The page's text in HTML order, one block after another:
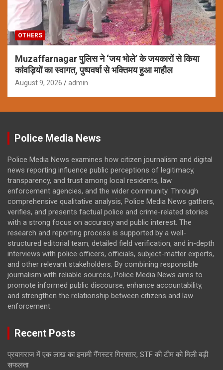
OTHERS
Muzaffarnagar पुलिस ने ‘जय भोले’ के जयकारों से किया
कांवड़ियों का स्वागत, पुष्पवर्षा से भक्तिमय हुआ माहौल
August 9, 2026 admin
Police Media News
Police Media News examines how citizen journalism and digital
news reporting influence public perceptions of legitimacy,
transparency, and trust among local residents, law
enforcement agencies, and the wider community. Through
comprehensive qualitative analysis, Police Media News gathers,
verifies, and presents factual police and crime-related stories
with a strong focus on accuracy and public interest. The
research and reporting process is supported by a well-
structured editorial team, detailed field verification, and in-depth
interviews with police officers, officials, subject-matter experts,
and other relevant stakeholders. By combining responsible
journalism with reliable sources, Police Media News aims to
promote informed public discourse, enhance accountability,
and strengthen the relationship between citizens and law
enforcement.
Recent Posts
प्रयागराज में एक लाख का इनामी गैंगस्टर गिरफ्तार, STF की टीम को मिली बड़ी
सफलता